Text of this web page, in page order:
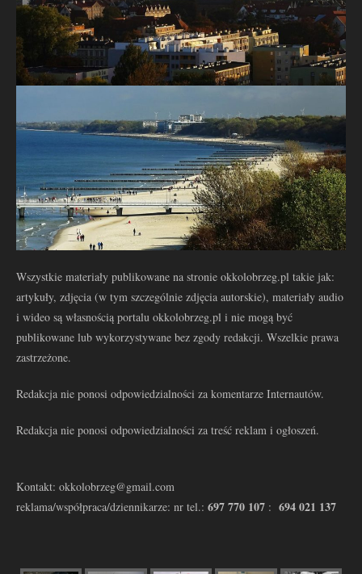
Wszystkie materiały publikowane na stronie okkolobrzeg.pl takie jak:
artykuły, zdjęcia (w tym szczególnie zdjęcia autorskie), materiały audio
i wideo są własnością portalu okkolobrzeg.pl i nie mogą być
publikowane lub wykorzystywane bez zgody redakcji. Wszelkie prawa
zastrzeżone.
Redakcja nie ponosi odpowiedzialności za komentarze Internautów.
Redakcja nie ponosi odpowiedzialności za treść reklam i ogłoszeń.
Kontakt: okkolobrzeg@gmail.com
reklama/współpraca/dziennikarze: nr tel.: 697 770 107 : 694 021 137